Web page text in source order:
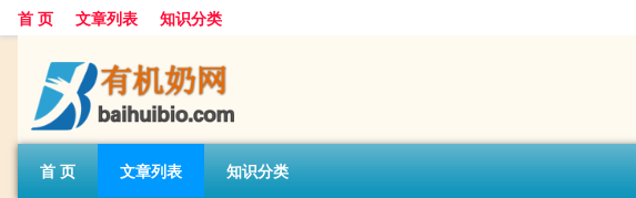
首 页 文章列表 知识分类
首 页 文章列表 知识分类